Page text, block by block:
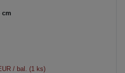
cm
/ bal. (1 ks)